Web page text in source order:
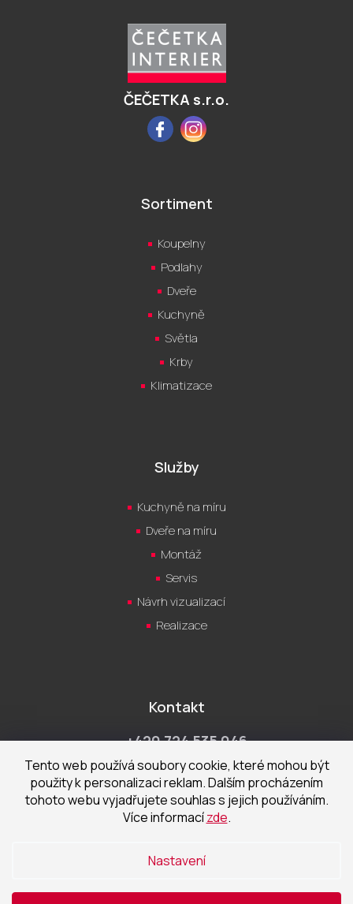
Tento web používá soubory cookie, které mohou být
použity k personalizaci reklam. Dalším procházením
tohoto webu vyjadřujete souhlas s jejich používáním.
Více informacízde.
Nastavení
ČEČETKA s.r.o.
FacebookInstagram
Sortiment
Koupelny
Podlahy
Dveře
Kuchyně
Světla
Krby
Klimatizace
Služby
Kuchyně na míru
Dveře na míru
Montáž
Servis
Návrh vizualizací
Realizace
Kontakt
+420 724 535 046
Po-Pá 9:00 - 18:00 hod
obchod@cecetka.cz
370 01 České Budějovice